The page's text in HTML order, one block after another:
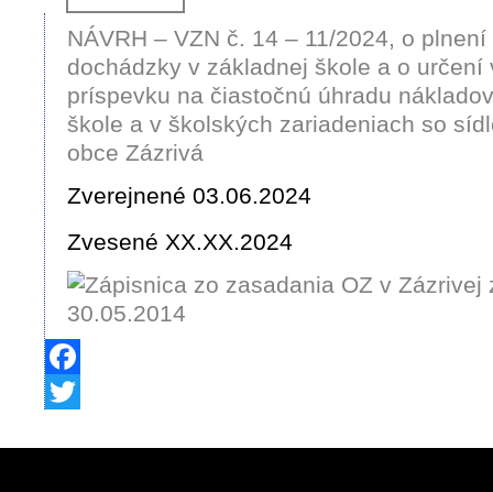
NÁVRH – VZN č. 14 – 11/2024, o
dochádzky v základnej škole a o určení
príspevku na čiastočnú úhradu
škole a v školských zariadeniach so
obce Zázrivá
Zverejnené 03.06.2024
Zvesené XX.XX.2024
Facebook